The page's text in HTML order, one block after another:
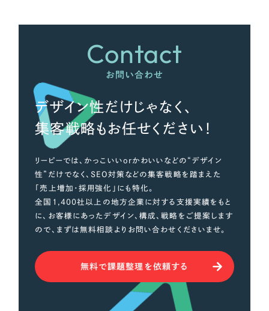
Contact
お問い合わせ
デザイン性だけじゃなく、
集客戦略もお任せください！
リーピーでは、かっこいいorかわいいなどの“デザイン
性”だけでなく、SEO対策などの集客戦略を踏まえた
「売上増加・採用強化」にも特化。
全国1,400社以上の地方企業に対する支援実績をもと
に、お客様にあったデザイン、構成、戦略をご提案します
ので、まずは無料相談よりお問い合わせくださいませ。
無料で課題整理を依頼する